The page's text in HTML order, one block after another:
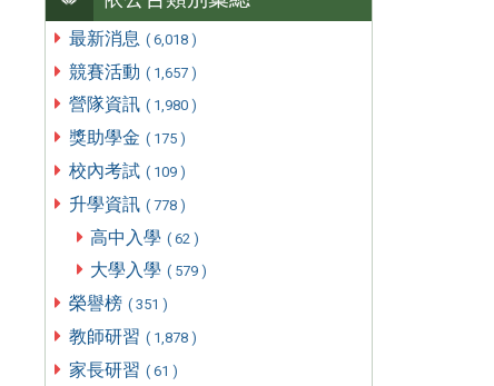
最新消息 ( 6,018 )
競賽活動 ( 1,657 )
營隊資訊 ( 1,980 )
獎助學金 ( 175 )
校內考試 ( 109 )
升學資訊 ( 778 )
高中入學 ( 62 )
大學入學 ( 579 )
榮譽榜 ( 351 )
教師研習 ( 1,878 )
家長研習 ( 61 )